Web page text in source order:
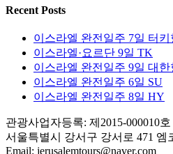
Recent Posts
이스라엘 완전일주 7일 터키
이스라엘·요르단 9일 TK
이스라엘 완전일주 9일 대한
이스라엘 완전일주 6일 SU
이스라엘 완전일주 8일 HY
관광사업자등록: 제2015-000010호
서울특별시 강서구 강서로 471 엠
Email: jerusalemtours@naver.com